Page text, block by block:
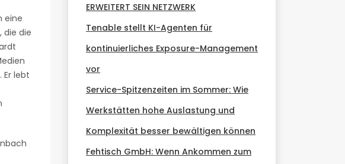
eine
die die
lebt
ERWEITERT SEIN NETZWERK
Tenable stellt KI-Agenten für
kontinuierliches Exposure-Management
vor
Service-Spitzenzeiten im Sommer: Wie
Werkstätten hohe Auslastung und
Komplexität besser bewältigen können
Fehtisch GmbH: Wenn Ankommen zum